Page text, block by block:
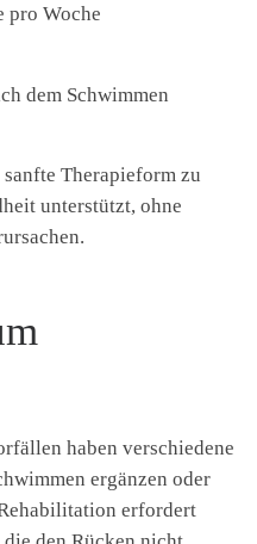
pro Woche
dem Schwimmen
Therapieform zu
unterstützt, ohne
haben verschiedene
ergänzen oder
erfordert